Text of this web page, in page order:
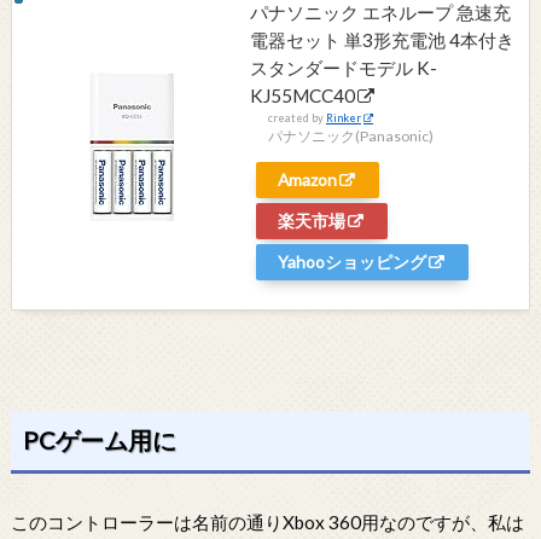
パナソニック エネループ 急速充
電器セット 単3形充電池 4本付き
スタンダードモデル K-
KJ55MCC40
created by Rinker
パナソニック(Panasonic)
Amazon
楽天市場
Yahooショッピング
PCゲーム用に
このコントローラーは名前の通りXbox 360用なのですが、私は